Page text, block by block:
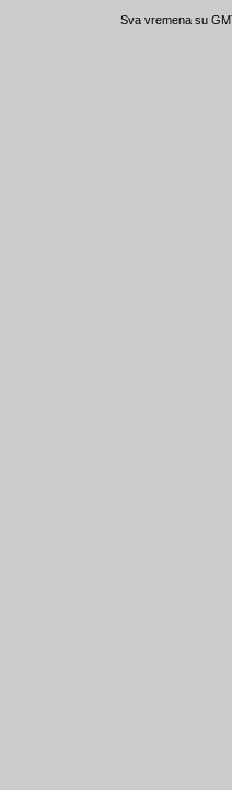
Sva vremena su